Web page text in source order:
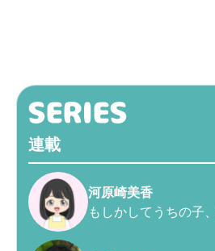
連載
河原崎美香
もしかしてうちの子